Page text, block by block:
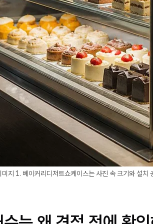
미지 1. 베이커리디저트쇼케이스는 사진 속 크기와 설치